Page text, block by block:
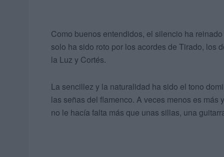
Como buenos entendidos, el silencio ha
solo ha sido roto por los acordes de Tirado, los
la Luz y Cortés.
La sencillez y la naturalidad ha sido el tono
las señas del flamenco. A veces menos es
no le hacía falta más que unas sillas, una